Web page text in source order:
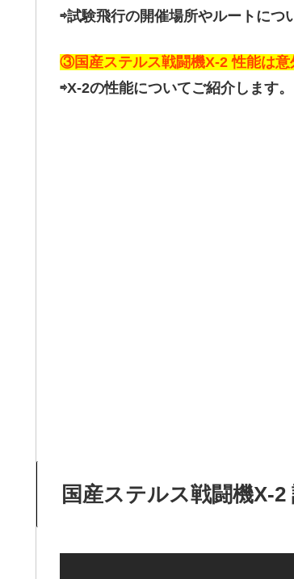
⇨試験飛行の開催場所やルートにつ
③国産ステルス戦闘機X-2 性能は意
⇨X-2の性能についてご紹介します。
国産ステルス戦闘機X-2